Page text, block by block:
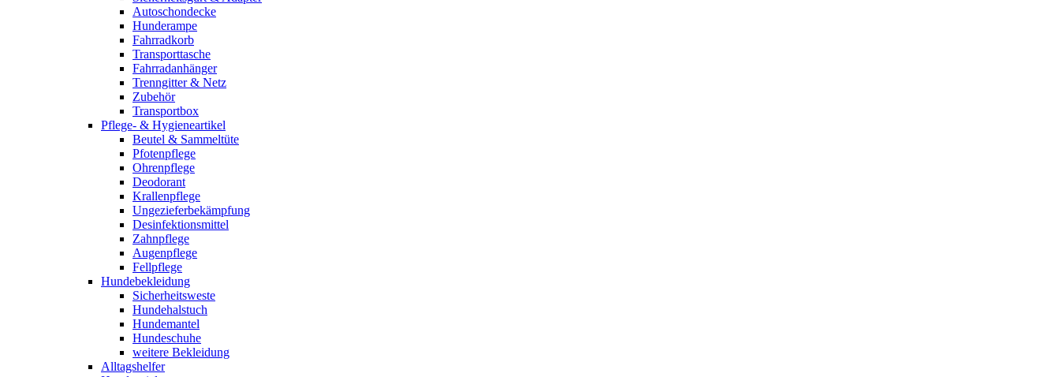
Autoschondecke
Hunderampe
Fahrradkorb
Transporttasche
Fahrradanhänger
Trenngitter & Netz
Zubehör
Transportbox
Pflege- & Hygieneartikel
Beutel & Sammeltüte
Pfotenpflege
Ohrenpflege
Deodorant
Krallenpflege
Ungezieferbekämpfung
Desinfektionsmittel
Zahnpflege
Augenpflege
Fellpflege
Hundebekleidung
Sicherheitsweste
Hundehalstuch
Hundemantel
Hundeschuhe
weitere Bekleidung
Alltagshelfer